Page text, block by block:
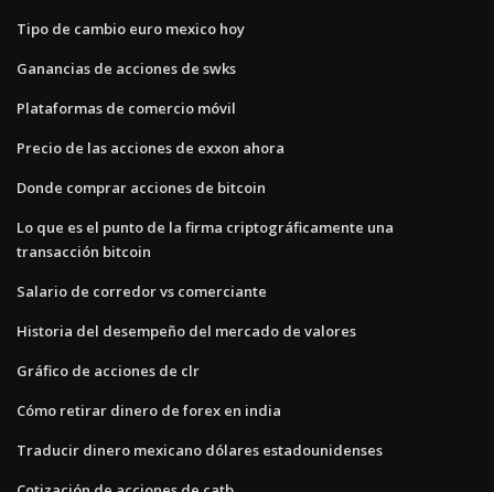
Tipo de cambio euro mexico hoy
Ganancias de acciones de swks
Plataformas de comercio móvil
Precio de las acciones de exxon ahora
Donde comprar acciones de bitcoin
Lo que es el punto de la firma criptográficamente una
transacción bitcoin
Salario de corredor vs comerciante
Historia del desempeño del mercado de valores
Gráfico de acciones de clr
Cómo retirar dinero de forex en india
Traducir dinero mexicano dólares estadounidenses